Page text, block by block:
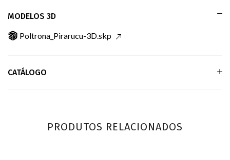
MODELOS 3D
Poltrona_Pirarucu-3D.skp
CATÁLOGO
PRODUTOS RELACIONADOS